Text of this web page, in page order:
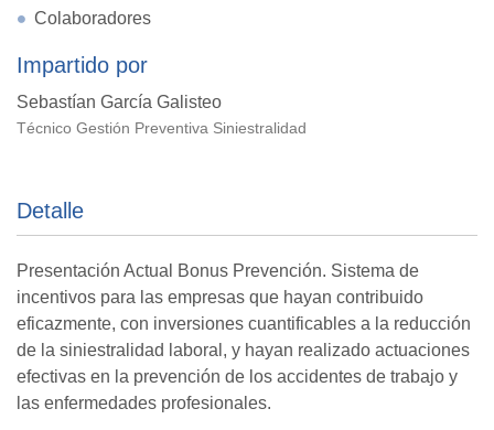
Colaboradores
Impartido por
Sebastían García Galisteo
Técnico Gestión Preventiva Siniestralidad
Detalle
Presentación Actual Bonus Prevención. Sistema de
incentivos para las empresas que hayan contribuido
eficazmente, con inversiones cuantificables a la reducción
de la siniestralidad laboral, y hayan realizado actuaciones
efectivas en la prevención de los accidentes de trabajo y
las enfermedades profesionales.